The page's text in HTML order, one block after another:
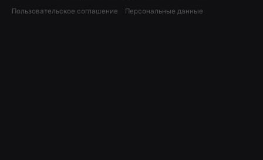
Пользовательское соглашение Персональные данные